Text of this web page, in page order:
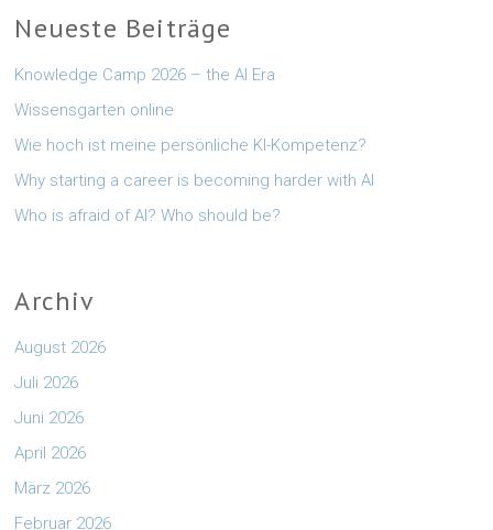
Neueste Beiträge
Knowledge Camp 2026 – the AI Era
Wissensgarten online
Wie hoch ist meine persönliche KI-Kompetenz?
Why starting a career is becoming harder with AI
Who is afraid of AI? Who should be?
Archiv
August 2026
Juli 2026
Juni 2026
April 2026
März 2026
Februar 2026